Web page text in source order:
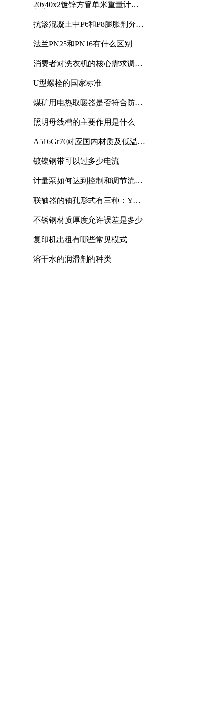
20x40x2镀锌方管单米重量计算
抗渗混凝土中P6和P8膨胀剂分别
法兰PN25和PN16有什么区别
消费者对洗衣机的核心需求调研
U型螺栓的国家标准
煤矿用电热取暖器是否符合防爆
照明母线槽的主要作用是什么
A516Gr70对应国内材质及低温冲
镀镍钢带可以过多少电流
计量泵如何达到控制和调节流量
联轴器的轴孔形式有三种：Y
不锈钢材质厚度允许误差是多少
复印机出租有哪些常见模式
溶于水的润滑剂的种类